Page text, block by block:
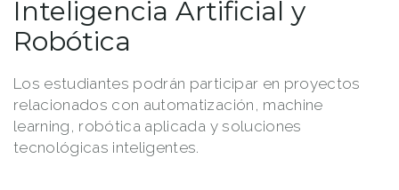
Inteligencia Artificial y
Robótica
Los estudiantes podrán participar en proyectos
relacionados con automatización, machine
learning, robótica aplicada y soluciones
tecnológicas inteligentes.